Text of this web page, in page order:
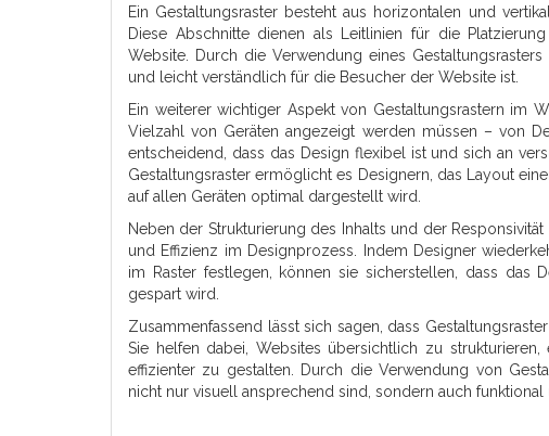
Ein Gestaltungsraster besteht aus horizontalen und
Diese Abschnitte dienen als Leitlinien für die
Website. Durch die Verwendung eines
und leicht verständlich für die Besucher der Website ist.
Ein weiterer wichtiger Aspekt von Gestaltungsrastern im
Vielzahl von Geräten angezeigt werden müssen – von
entscheidend, dass das Design flexibel ist und sich an
Gestaltungsraster ermöglicht es Designern, das Layout
auf allen Geräten optimal dargestellt wird.
Neben der Strukturierung des Inhalts und der
und Effizienz im Designprozess. Indem Designer
im Raster festlegen, können sie sicherstellen, dass
gespart wird.
Zusammenfassend lässt sich sagen, dass
Sie helfen dabei, Websites übersichtlich zu
effizienter zu gestalten. Durch die Verwendung von
nicht nur visuell ansprechend sind, sondern auch